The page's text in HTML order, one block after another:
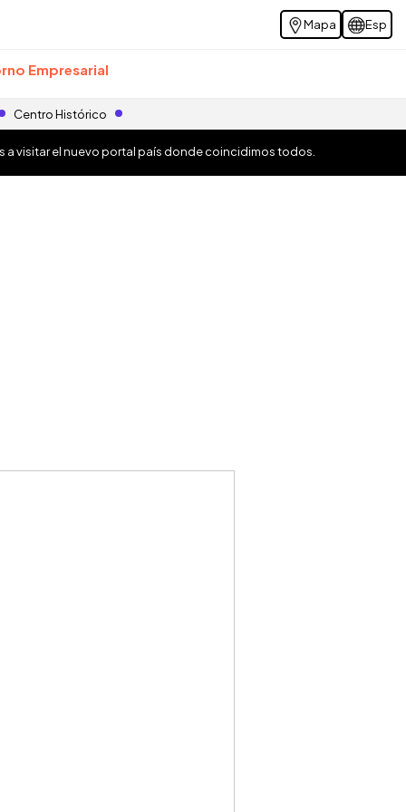
Mapa Esp
Empresarial
Centro Histórico
a visitar el nuevo portal país donde coincidimos todos.